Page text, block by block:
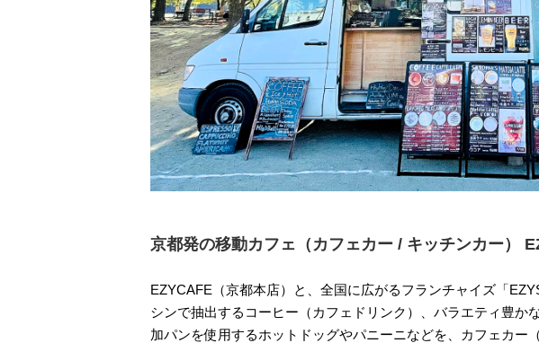
京都発の移動カフェ（カフェカー / キッチンカー）
EZYCAFE（京都本店）と、全国に広がるフランチャイズ「
シンで抽出するコーヒー（カフェドリンク）、バラエティ豊か
加パンを使用するホットドッグやパニーニなどを、カフェカー